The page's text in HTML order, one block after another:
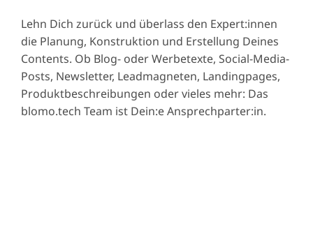
Lehn Dich zurück und überlass den Expert:innen
die Planung, Konstruktion und Erstellung Deines
Contents. Ob Blog- oder Werbetexte, Social-Media-
Posts, Newsletter, Leadmagneten, Landingpages,
Produktbeschreibungen oder vieles mehr: Das
blomo.tech Team ist Dein:e Ansprechparter:in.